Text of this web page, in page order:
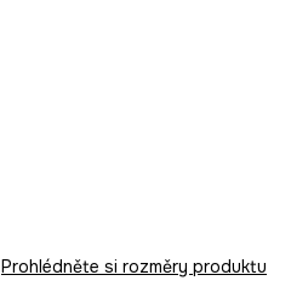
Prohlédněte si rozměry produktu